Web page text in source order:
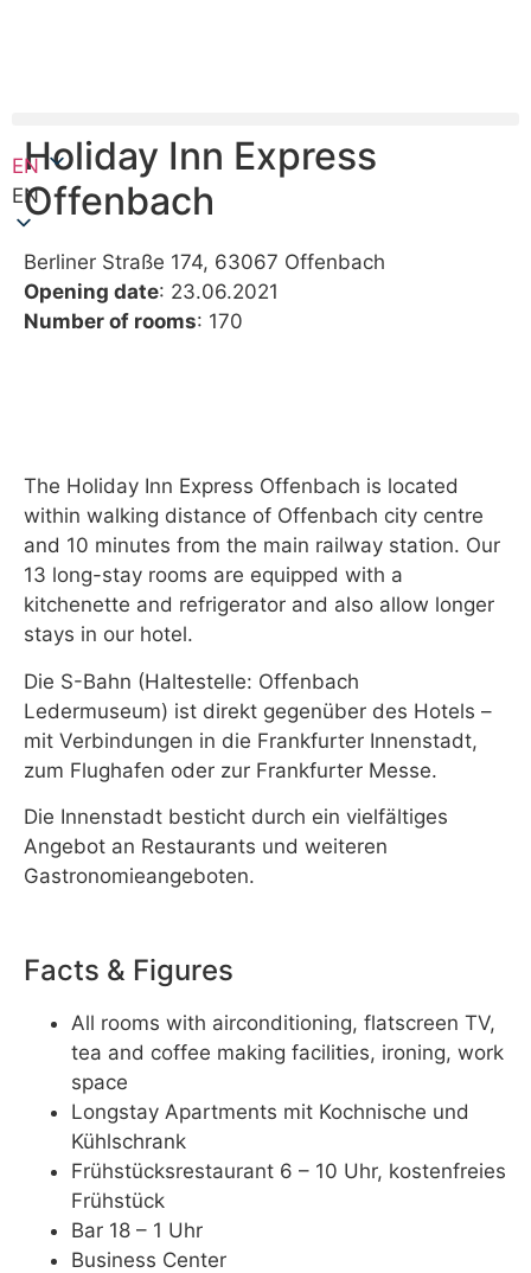
EN
EN
Holiday Inn Express
Offenbach
Berliner Straße 174, 63067 Offenbach
Opening date: 23.06.2021
Number of rooms: 170
The Holiday Inn Express Offenbach is located
within walking distance of Offenbach city centre
and 10 minutes from the main railway station. Our
13 long-stay rooms are equipped with a
kitchenette and refrigerator and also allow longer
stays in our hotel.
Die S-Bahn (Haltestelle: Offenbach
Ledermuseum) ist direkt gegenüber des Hotels –
mit Verbindungen in die Frankfurter Innenstadt,
zum Flughafen oder zur Frankfurter Messe.
Die Innenstadt besticht durch ein vielfältiges
Angebot an Restaurants und weiteren
Gastronomieangeboten.
Facts & Figures
All rooms with airconditioning, flatscreen TV,
tea and coffee making facilities, ironing, work
space
Longstay Apartments mit Kochnische und
Kühlschrank
Frühstücksrestaurant 6 – 10 Uhr, kostenfreies
Frühstück
Bar 18 – 1 Uhr
Business Center